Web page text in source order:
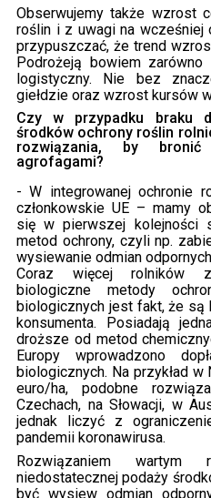
Obserwujemy także wzrost
roślin i z uwagi na wcześniej
przypuszczać, że trend
Podrożeją bowiem
logistyczny. Nie bez
giełdzie oraz wzrost kursów
Czy w przypadku braku
środków ochrony roślin
rozwiązania, by
agrofagami?
- W integrowanej ochronie
członkowskie UE – mamy
się w pierwszej kolejności
metod ochrony, czyli np.
wysiewanie odmian
Coraz więcej rolników
biologiczne metody
biologicznych jest fakt, że są
konsumenta. Posiadają
droższe od metod
Europy wprowadzono
biologicznych. Na przykład
euro/ha, podobne
Czechach, na Słowacji, w
jednak liczyć z
pandemii koronawirusa.
Rozwiązaniem wartym
niedostatecznej podaży
być wysiew odmian